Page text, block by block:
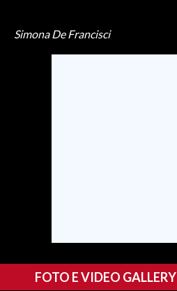
Simona De Francisci
FOTO E VIDEO GALLERY